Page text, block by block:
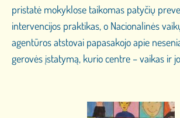
pristatė mokyklose taikomas patyčių
intervencijos praktikas, o Nacionalinės
agentūros atstovai papasakojo apie
gerovės įstatymą, kurio centre – vaikas ir